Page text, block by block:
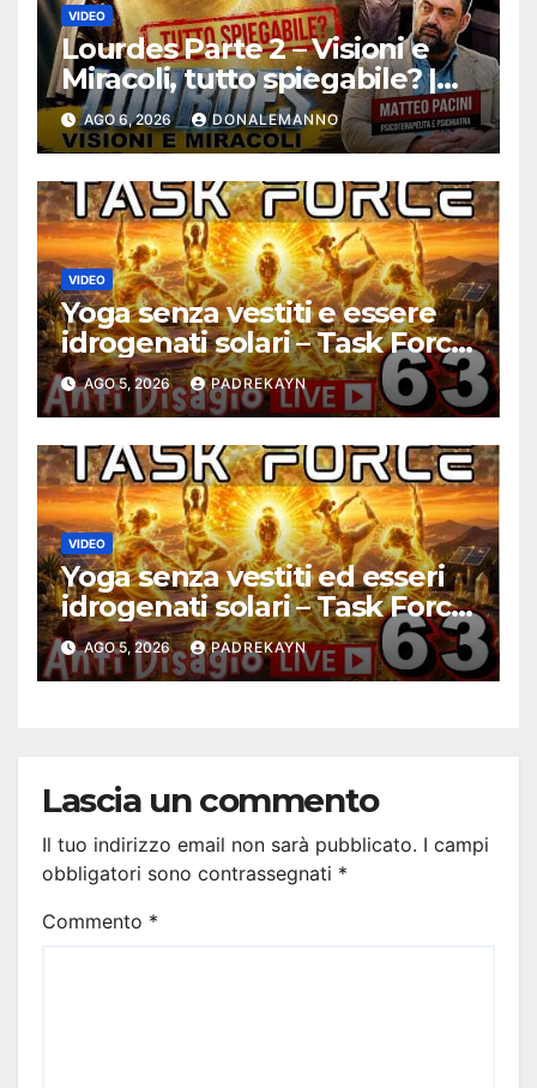
VIDEO
Lourdes Parte 2 – Visioni e
Miracoli, tutto spiegabile? |
Debunking |
#ConfessionalePodcast 294
AGO 6, 2026 DONALEMANNO
VIDEO
Yoga senza vestiti e essere
idrogenati solari – Task Force
Antidisagio ep. 63
AGO 5, 2026 PADREKAYN
VIDEO
Yoga senza vestiti ed esseri
idrogenati solari – Task Force
Antidisagio 63
AGO 5, 2026 PADREKAYN
Lascia un commento
Il tuo indirizzo email non sarà pubblicato. I campi
obbligatori sono contrassegnati *
Commento *